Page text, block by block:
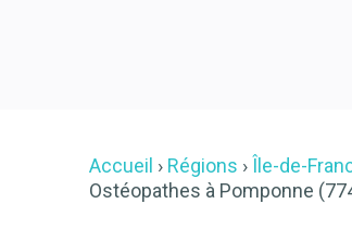
Accueil Régions Île-de-
Ostéopathes à Pomponne